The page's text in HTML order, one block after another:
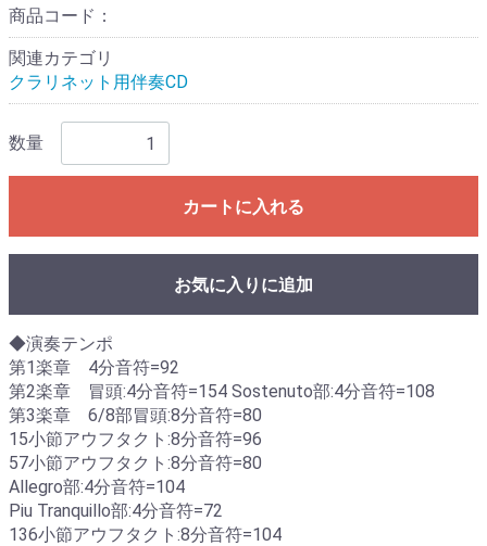
商品コード：
関連カテゴリ
クラリネット用伴奏CD
数量
カートに入れる
お気に入りに追加
◆演奏テンポ
第1楽章 4分音符=92
第2楽章 冒頭:4分音符=154 Sostenuto部:4分音符=108
第3楽章 6/8部冒頭:8分音符=80
15小節アウフタクト:8分音符=96
57小節アウフタクト:8分音符=80
Allegro部:4分音符=104
Piu Tranquillo部:4分音符=72
136小節アウフタクト:8分音符=104